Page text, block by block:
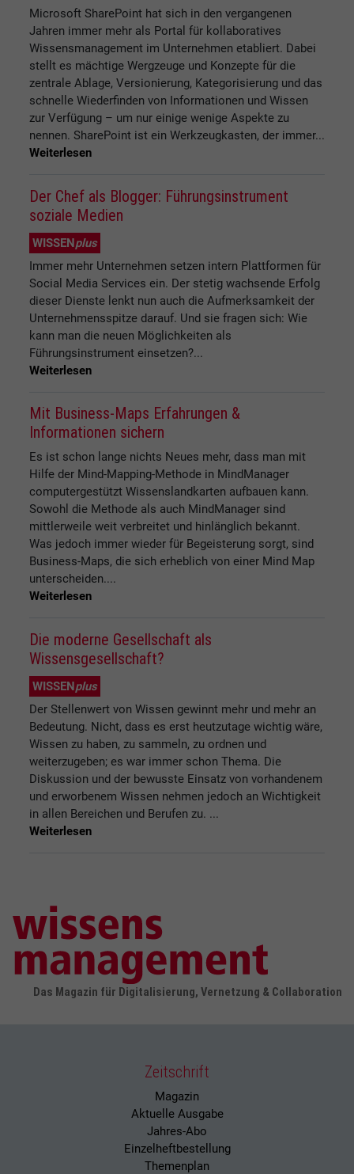
Microsoft SharePoint hat sich in den vergangenen
Jahren immer mehr als Portal für kollaboratives
Wissensmanagement im Unternehmen etabliert. Dabei
stellt es mächtige Wergzeuge und Konzepte für die
zentrale Ablage, Versionierung, Kategorisierung und das
schnelle Wiederfinden von Informationen und Wissen
zur Verfügung – um nur einige wenige Aspekte zu
nennen. SharePoint ist ein Werkzeugkasten, der immer...
Weiterlesen
Der Chef als Blogger: Führungsinstrument
soziale Medien
WISSENplus
Immer mehr Unternehmen setzen intern Plattformen für
Social Media Services ein. Der stetig wachsende Erfolg
dieser Dienste lenkt nun auch die Aufmerksamkeit der
Unternehmensspitze darauf. Und sie fragen sich: Wie
kann man die neuen Möglichkeiten als
Führungsinstrument einsetzen?...
Weiterlesen
Mit Business-Maps Erfahrungen &
Informationen sichern
Es ist schon lange nichts Neues mehr, dass man mit
Hilfe der Mind-Mapping-Methode in MindManager
computergestützt Wissenslandkarten aufbauen kann.
Sowohl die Methode als auch MindManager sind
mittlerweile weit verbreitet und hinlänglich bekannt.
Was jedoch immer wieder für Begeisterung sorgt, sind
Business-Maps, die sich erheblich von einer Mind Map
unterscheiden....
Weiterlesen
Die moderne Gesellschaft als
Wissensgesellschaft?
WISSENplus
Der Stellenwert von Wissen gewinnt mehr und mehr an
Bedeutung. Nicht, dass es erst heutzutage wichtig wäre,
Wissen zu haben, zu sammeln, zu ordnen und
weiterzugeben; es war immer schon Thema. Die
Diskussion und der bewusste Einsatz von vorhandenem
und erworbenem Wissen nehmen jedoch an Wichtigkeit
in allen Bereichen und Berufen zu. ...
Weiterlesen
Das Magazin für Digitalisierung, Vernetzung & Collaboration
Zeitschrift
Magazin
Aktuelle Ausgabe
Jahres-Abo
Einzelheftbestellung
Themenplan